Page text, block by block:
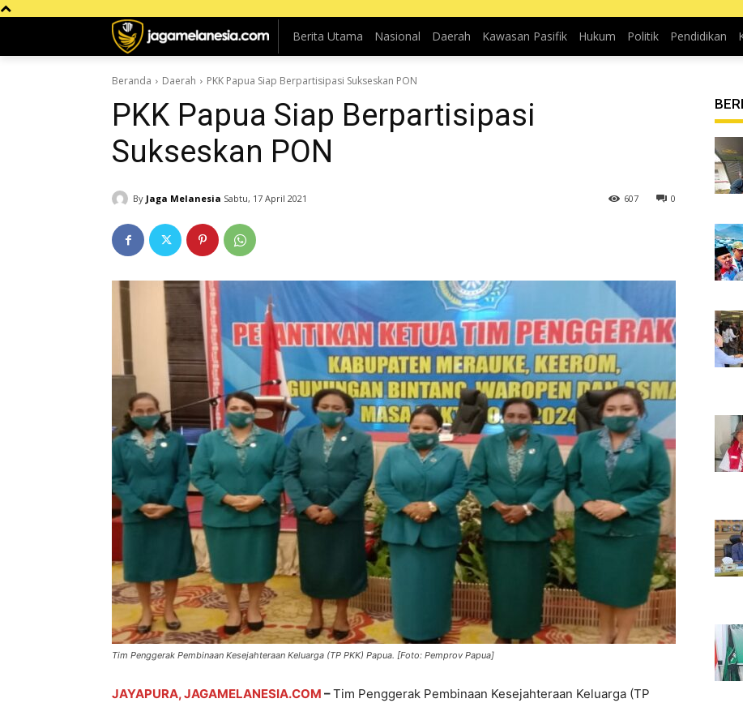
Berita Utama Nasional Daerah Kawasan Pasifik Hukum Politik Pendidikan
Beranda Daerah PKK Papua Siap Berpartisipasi Sukseskan PON
PKK Papua Siap Berpartisipasi
Sukseskan PON
By Jaga Melanesia Sabtu, 17 April 2021 0
607
Tim Penggerak Pembinaan Kesejahteraan Keluarga (TP PKK) Papua. [Foto: Pemprov Papua]
JAYAPURA, JAGAMELANESIA.COM –Tim Penggerak Pembinaan Kesejahteraan Keluarga (TP